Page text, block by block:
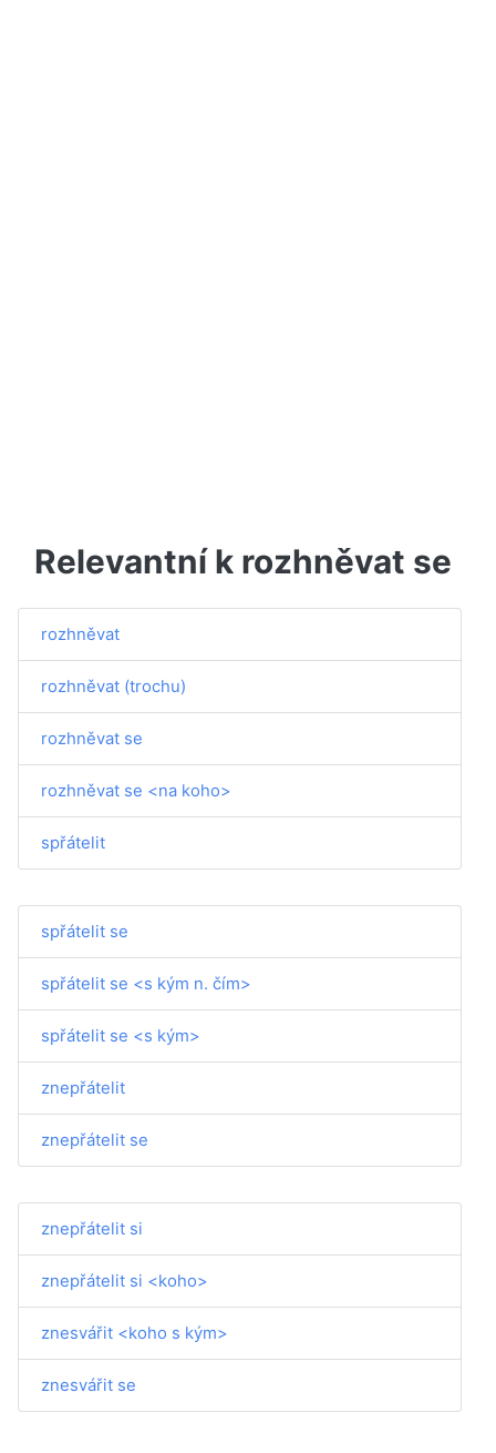
Relevantní k rozhněvat se
rozhněvat
rozhněvat (trochu)
rozhněvat se
rozhněvat se <na koho>
spřátelit
spřátelit se
spřátelit se <s kým n. čím>
spřátelit se <s kým>
znepřátelit
znepřátelit se
znepřátelit si
znepřátelit si <koho>
znesvářit <koho s kým>
znesvářit se